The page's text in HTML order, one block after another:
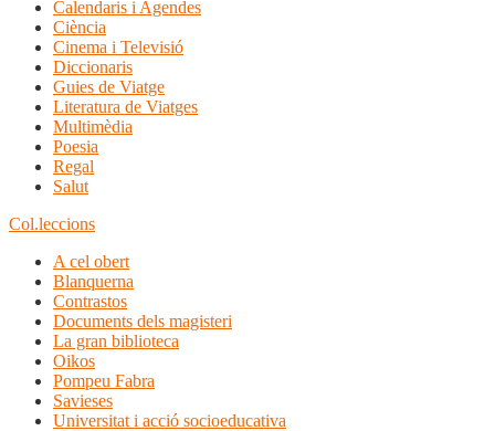
Calendaris i Agendes
Ciència
Cinema i Televisió
Diccionaris
Guies de Viatge
Literatura de Viatges
Multimèdia
Poesia
Regal
Salut
Col.leccions
A cel obert
Blanquerna
Contrastos
Documents dels magisteri
La gran biblioteca
Oikos
Pompeu Fabra
Savieses
Universitat i acció socioeducativa